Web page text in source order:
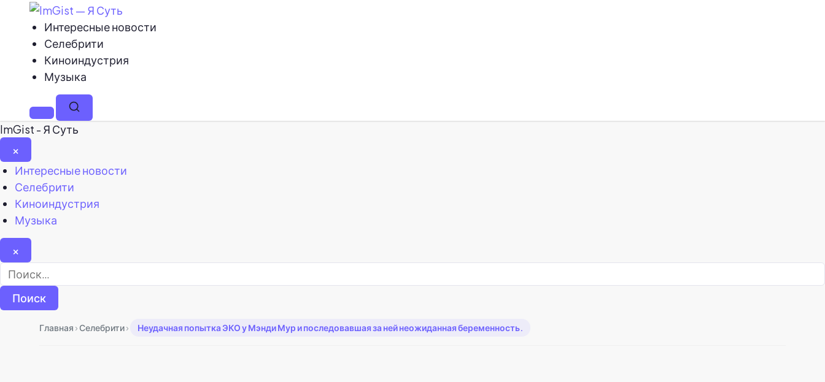
Интересные новости
Селебрити
Киноиндустрия
Музыка
МенюПоиск
ImGist - Я Суть
×
Закрыть
меню
Интересные новости
Селебрити
Киноиндустрия
Музыка
×
Найти:
Главная › Селебрити› Неудачная попытка ЭКО у Мэнди Мур и последовавшая за ней неожиданная беременность.